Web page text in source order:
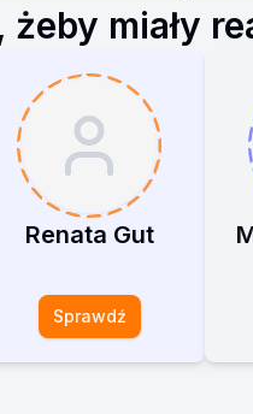
miały
Renata Gut
Sprawdź